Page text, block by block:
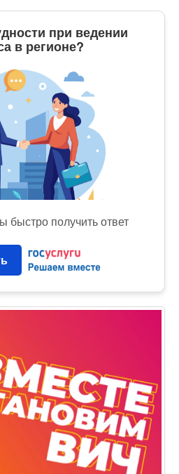
при ведении
в регионе?
быстро получить ответ